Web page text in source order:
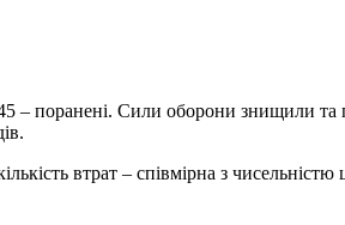
545 – поранені. Сили оборони знищили
втрат – співмірна з чисельністю